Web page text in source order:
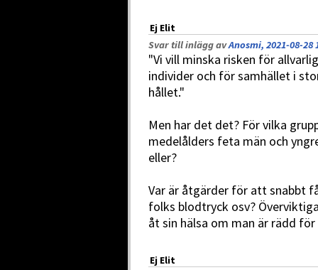
Ej Elit
Svar till inlägg avAnosmi, 2021-08-28
"Vi vill minska risken för
individer och för samhället i
hållet."
Men har det det? För vilka
medelålders feta män och
eller?
Var är åtgärder för att snabbt
folks blodtryck osv?
åt sin hälsa om man är rädd
Ej Elit